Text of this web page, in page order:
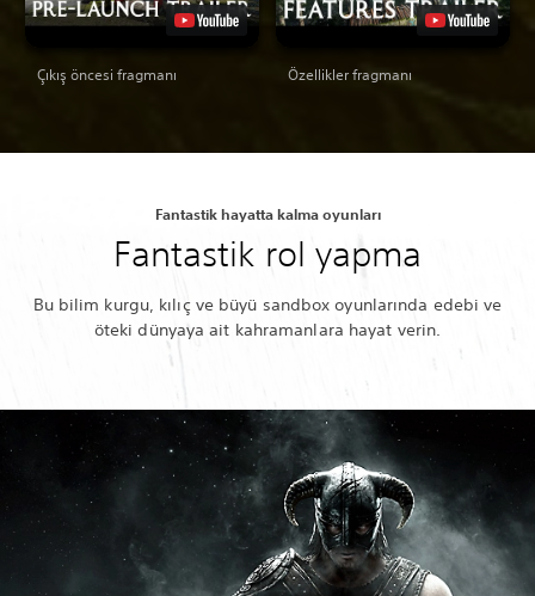
Çıkış öncesi fragmanı Özellikler fragmanı
Fantastik hayatta kalma oyunları
Fantastik rol yapma
Bu bilim kurgu, kılıç ve büyü sandbox oyunlarında edebi ve
öteki dünyaya ait kahramanlara hayat verin.